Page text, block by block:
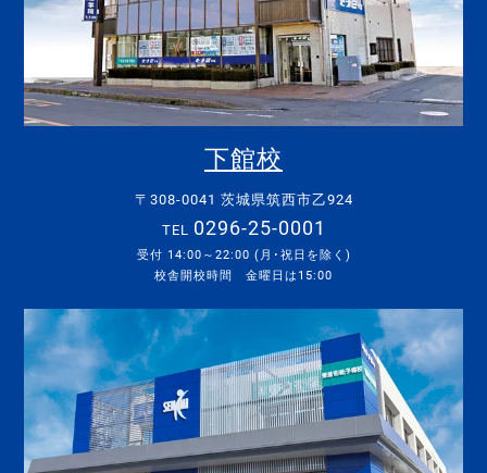
下館校
〒308-0041 茨城県筑西市乙924
TEL 0296-25-0001
受付 14:00～22:00 (月･祝日を除く)
校舎開校時間 金曜日は15:00